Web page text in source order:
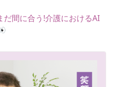
だ間に合う!介護におけるAI